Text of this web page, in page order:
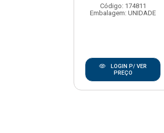
Código: 174811
Embalagem: UNIDADE
LOGIN P/ VER
PREÇO